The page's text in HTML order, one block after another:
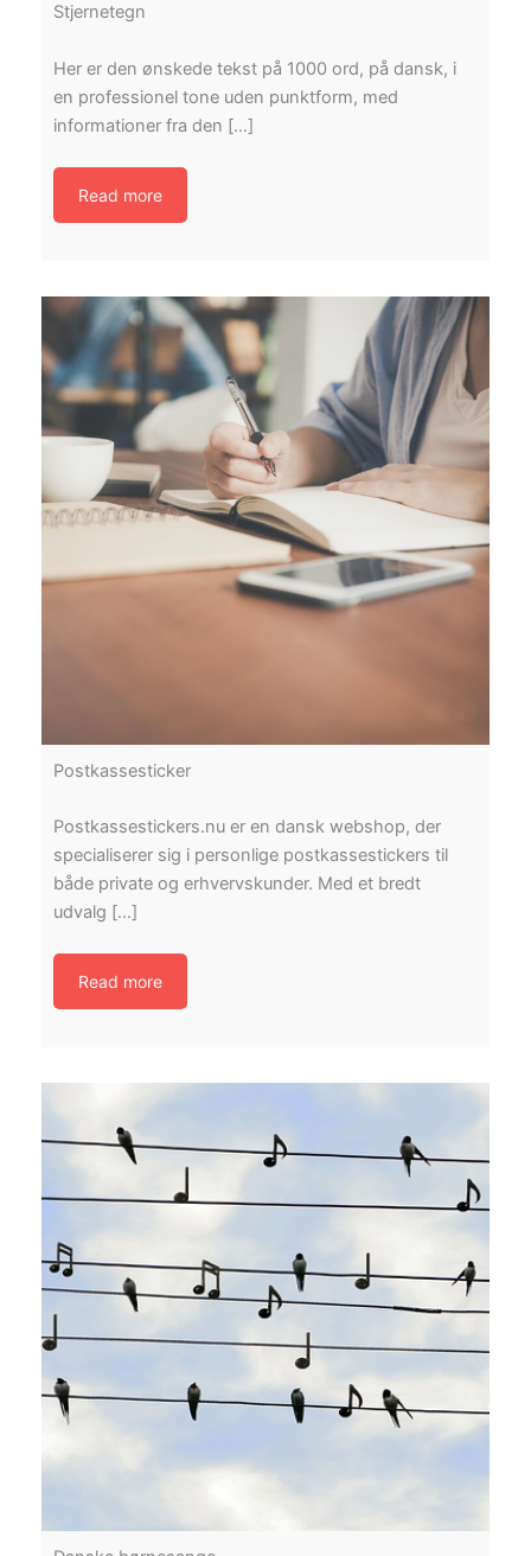
Stjernetegn
Her er den ønskede tekst på 1000 ord, på dansk, i
en professionel tone uden punktform, med
informationer fra den […]
Read more
Postkassesticker
Postkassestickers.nu er en dansk webshop, der
specialiserer sig i personlige postkassestickers til
både private og erhvervskunder. Med et bredt
udvalg […]
Read more